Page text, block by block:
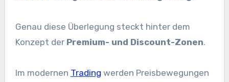
Genau diese Überlegung steckt hinter dem
Konzept der Premium- und Discount-Zonen.
Im modernen Trading werden Preisbewegungen